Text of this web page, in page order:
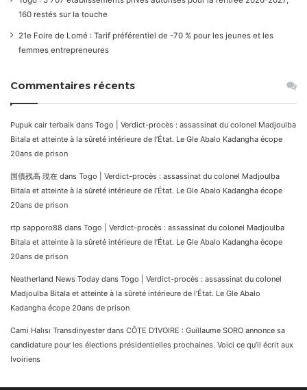
160 restés sur la touche
21e Foire de Lomé : Tarif préférentiel de -70 % pour les jeunes et les
femmes entrepreneures
Commentaires récents
Pupuk cair terbaik dans Togo | Verdict-procès : assassinat du colonel Madjoulba
Bitala et atteinte à la sûreté intérieure de l’État. Le Gle Abalo Kadangha écope
20ans de prison
国債残高 現在 dans Togo | Verdict-procès : assassinat du colonel Madjoulba
Bitala et atteinte à la sûreté intérieure de l’État. Le Gle Abalo Kadangha écope
20ans de prison
rtp sapporo88 dans Togo | Verdict-procès : assassinat du colonel Madjoulba
Bitala et atteinte à la sûreté intérieure de l’État. Le Gle Abalo Kadangha écope
20ans de prison
Neatherland News Today dans Togo | Verdict-procès : assassinat du colonel
Madjoulba Bitala et atteinte à la sûreté intérieure de l’État. Le Gle Abalo
Kadangha écope 20ans de prison
Cami Halısı Transdinyester dans CÔTE D’IVOIRE : Guillaume SORO annonce sa
candidature pour les élections présidentielles prochaines. Voici ce qu’il écrit aux
Ivoiriens